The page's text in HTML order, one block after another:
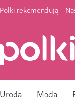
Polki rekomendują
Uroda Moda